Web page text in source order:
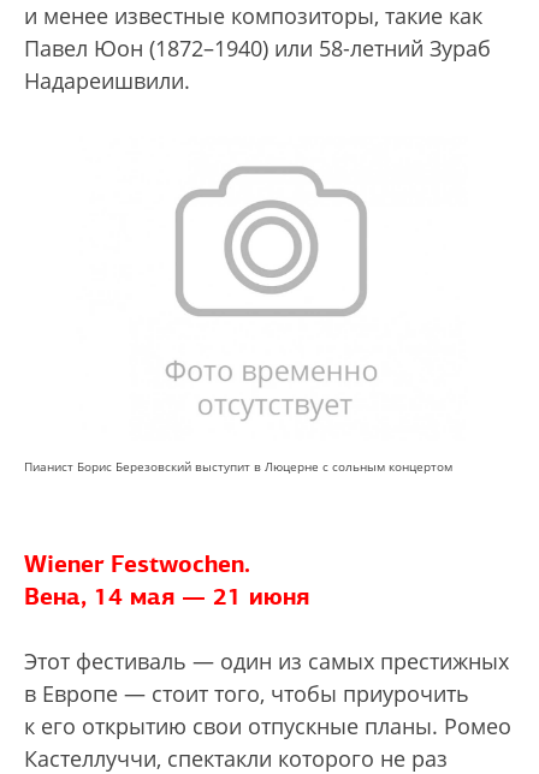
и менее известные композиторы, такие как
Павел Юон (1872–1940) или 58-летний Зураб
Надареишвили.
Пианист Борис Березовский выступит в Люцерне с сольным концертом
Wiener Festwochen.
Вена, 14 мая — 21 июня
Этот фестиваль — один из самых престижных
в Европе — стоит того, чтобы приурочить
к его открытию свои отпускные планы. Ромео
Кастеллуччи, спектакли которого не раз